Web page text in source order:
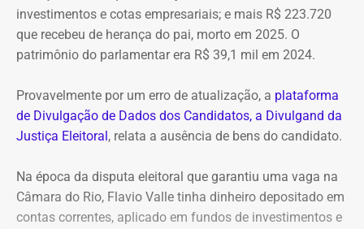
investimentos e cotas empresariais; e mais R$ 223.720
que recebeu de herança do pai, morto em 2025. O
patrimônio do parlamentar era R$ 39,1 mil em 2024.
Provavelmente por um erro de atualização, a plataforma
de Divulgação de Dados dos Candidatos, a Divulgand da
Justiça Eleitoral , relata a ausência de bens do candidato.
Na época da disputa eleitoral que garantiu uma vaga na
Câmara do Rio, Flavio Valle tinha dinheiro depositado em
contas correntes, aplicado em fundos de investimentos e